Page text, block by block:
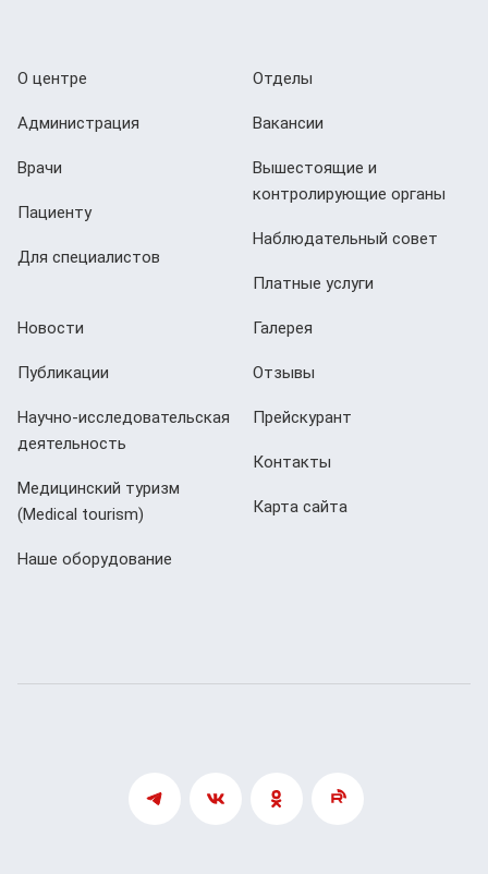
О центре
Администрация
Врачи
Пациенту
Для специалистов
Отделы
Вакансии
Вышестоящие и
контролирующие органы
Наблюдательный совет
Платные услуги
Новости
Публикации
Научно-исследовательская
деятельность
Медицинский туризм
(Мedical tourism)
Наше оборудование
Галерея
Отзывы
Прейскурант
Контакты
Карта сайта